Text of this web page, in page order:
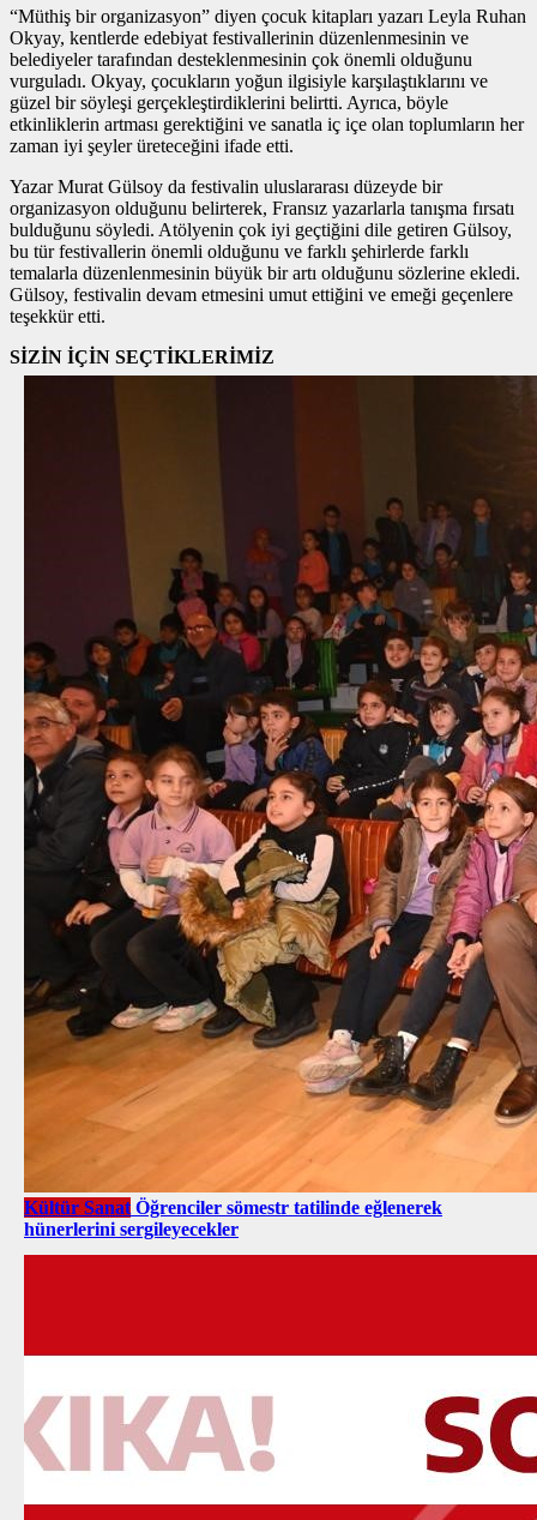
“Müthiş bir organizasyon” diyen çocuk kitapları yazarı Leyla Ruhan
Okyay, kentlerde edebiyat festivallerinin düzenlenmesinin ve
belediyeler tarafından desteklenmesinin çok önemli olduğunu
vurguladı. Okyay, çocukların yoğun ilgisiyle karşılaştıklarını ve
güzel bir söyleşi gerçekleştirdiklerini belirtti. Ayrıca, böyle
etkinliklerin artması gerektiğini ve sanatla iç içe olan toplumların her
zaman iyi şeyler üreteceğini ifade etti.
Yazar Murat Gülsoy da festivalin uluslararası düzeyde bir
organizasyon olduğunu belirterek, Fransız yazarlarla tanışma fırsatı
bulduğunu söyledi. Atölyenin çok iyi geçtiğini dile getiren Gülsoy,
bu tür festivallerin önemli olduğunu ve farklı şehirlerde farklı
temalarla düzenlenmesinin büyük bir artı olduğunu sözlerine ekledi.
Gülsoy, festivalin devam etmesini umut ettiğini ve emeği geçenlere
teşekkür etti.
SİZİN İÇİN SEÇTİKLERİMİZ
Kültür Sanat Öğrenciler sömestr tatilinde eğlenerek
hünerlerini sergileyecekler